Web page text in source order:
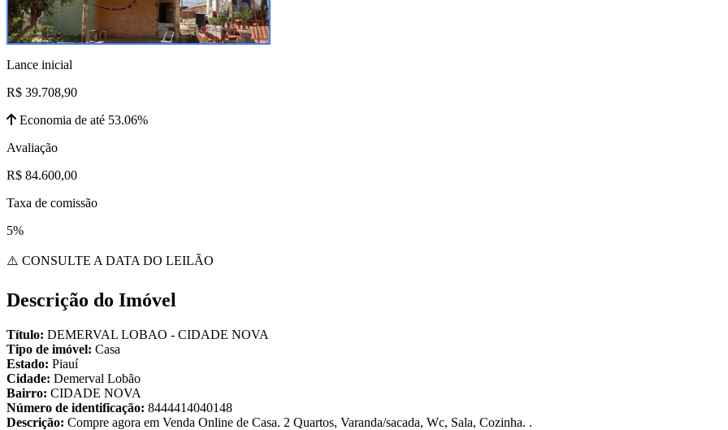
Lance inicial
R$ 39.708,90
Economia de até 53.06%
Avaliação
R$ 84.600,00
Taxa de comissão
5%
⚠️ CONSULTE A DATA DO LEILÃO
Descrição do Imóvel
Título: DEMERVAL LOBAO - CIDADE NOVA
Tipo de imóvel: Casa
Estado: Piauí
Cidade: Demerval Lobão
Bairro: CIDADE NOVA
Número de identificação: 8444414040148
Descrição: Compre agora em Venda Online de Casa. 2 Quartos, Varanda/sacada, Wc, Sala, Cozinha. .